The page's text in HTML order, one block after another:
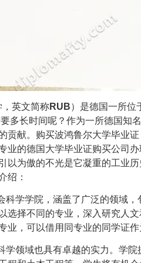
英文简称RUB）是德国一所位
要多长时间呢？作为一所德国知
贡献。购买波鸿鲁尔大学毕业证
业的德国大学毕业证购买公司
以为傲的不光是它凝重的工业
绍：
学学院，涵盖了广泛的领域
选择不同的专业，深入研究人
，可以借用同专业的同学证作
领域也具有卓越的实力。学